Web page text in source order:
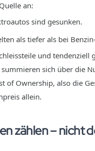
an:
sind gesunken.
als tiefer als bei
und tendenziell
sich über die
of Ownership, also die
allein.
zählen – nicht